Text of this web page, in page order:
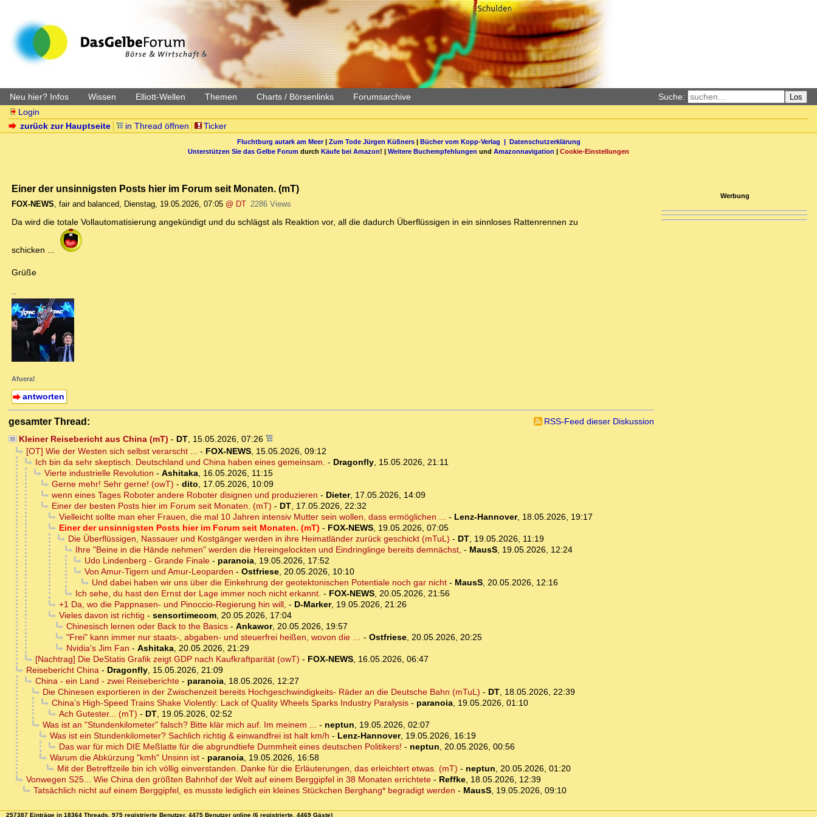
Neu hier? Infos Wissen Elliott-Wellen Themen Charts / Börsenlinks Forumsarchive Suche: Los
Login
zurück zur Hauptseite
in Thread öffnen Ticker
Fluchtburg autark am Meer| Zum Tode Jürgen Küßners| Bücher vom Kopp-Verlag | Datenschutzerklärung
Unterstützen Sie das Gelbe Forum durch Käufe bei Amazon! | Weitere Buchempfehlungen und Amazonnavigation | Cookie-Einstellungen
Einer der unsinnigsten Posts hier im Forum seit Monaten. (mT)
FOX-NEWS, fair and balanced, Dienstag, 19.05.2026, 07:05 @ DT 2286 Views
Da wird die totale Vollautomatisierung angekündigt und du schlägst als Reaktion vor, all die dadurch Überflüssigen in ein sinnloses Rattenrennen zu
schicken ...
Grüße
--
Afuera!
antworten
gesamter Thread:
RSS-Feed dieser Diskussion
Kleiner Reisebericht aus China (mT) - DT, 15.05.2026, 07:26
[OT] Wie der Westen sich selbst verarscht ...
- FOX-NEWS, 15.05.2026, 09:12
Ich bin da sehr skeptisch. Deutschland und China haben eines gemeinsam. - Dragonfly, 15.05.2026, 21:11
Vierte industrielle Revolution - Ashitaka, 16.05.2026, 11:15
Gerne mehr! Sehr gerne! (owT) - dito
17.05.2026, 10:09
wenn eines Tages Roboter andere Roboter disignen und produzieren - Dieter, 17.05.2026, 14:09
Einer der besten Posts hier im Forum seit Monaten. (mT) - DT, 17.05.2026, 22:32
Vielleicht sollte man eher Frauen, die mal 10 Jahren intensiv Mutter sein wollen, dass ermöglichen ...
- Lenz-Hannover, 18.05.2026, 19:17
Einer der unsinnigsten Posts hier im Forum seit Monaten. (mT) - FOX-NEWS, 19.05.2026, 07:05
Die Überflüssigen, Nassauer und Kostgänger werden in ihre Heimatländer zurück geschickt (mTuL) - DT, 19.05.2026, 11:19
Ihre "Beine in die Hände nehmen" werden die Hereingelockten und Eindringlinge bereits demnächst, - MausS, 19.05.2026, 12:24
Udo Lindenberg - Grande Finale- paranoia, 19.05.2026, 17:52
Von Amur-Tigern und Amur-Leoparden - Ostfriese, 20.05.2026, 10:10
Und dabei haben wir uns über die Einkehrung der geotektonischen Potentiale noch gar nicht- MausS, 20.05.2026, 12:16
Ich sehe, du hast den Ernst der Lage immer noch nicht erkannt. - FOX-NEWS, 20.05.2026, 21:56
+1 Da, wo die Pappnasen- und Pinoccio-Regierung hin will, - D-Marker, 19.05.2026, 21:26
Vieles davon ist richtig - sensortimecom, 20.05.2026, 17:04
Chinesisch lernen oder Back to the Basics- Ankawor, 20.05.2026, 19:57
"Frei" kann immer nur staats-, abgaben- und steuerfrei heißen, wovon die …
- Ostfriese, 20.05.2026, 20:25
Nvidia's Jim Fan - Ashitaka, 20.05.2026, 21:29
[Nachtrag] Die DeStatis Grafik zeigt GDP nach Kaufkraftparität (owT) - FOX-NEWS, 16.05.2026, 06:47
Reisebericht China - Dragonfly, 15.05.2026, 21:09
China - ein Land - zwei Reiseberichte- paranoia, 18.05.2026, 12:27
Die Chinesen exportieren in der Zwischenzeit bereits Hochgeschwindigkeits- Räder an die Deutsche Bahn (mTuL) - DT, 18.05.2026, 22:39
China’s High-Speed Trains Shake Violently: Lack of Quality Wheels Sparks Industry Paralysis- paranoia, 19.05.2026, 01:10
Ach Gutester... (mT) - DT, 19.05.2026, 02:52
Was ist an "Stundenkilometer" falsch? Bitte klär mich auf. Im meinem ...
- neptun
19.05.2026, 02:07
Was ist ein Stundenkilometer? Sachlich richtig & einwandfrei ist halt km/h - Lenz-Hannover, 19.05.2026, 16:19
Das war für mich DIE Meßlatte für die abgrundtiefe Dummheit eines deutschen Politikers! - neptun
20.05.2026, 00:56
Warum die Abkürzung "kmh" Unsinn ist- paranoia, 19.05.2026, 16:58
Mit der Betreffzeile bin ich völlig einverstanden. Danke für die Erläuterungen, das erleichtert etwas. (mT) - neptun
20.05.2026, 01:20
Vonwegen S25... Wie China den größten Bahnhof der Welt auf einem Berggipfel in 38 Monaten errichtete- Reffke, 18.05.2026, 12:39
Tatsächlich nicht auf einem Berggipfel, es musste lediglich ein kleines Stückchen Berghang* begradigt werden - MausS, 19.05.2026, 09:10
Werbung
257387 Einträge in 18364 Threads, 975 registrierte Benutzer, 4475 Benutzer online (6 registrierte, 4469 Gäste)